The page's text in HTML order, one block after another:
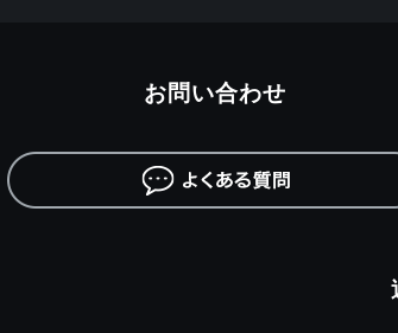
お問い合わせ